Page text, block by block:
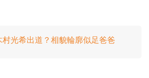
村光希出道？相貌輪廓似足爸爸